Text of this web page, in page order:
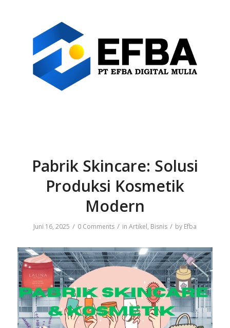
Pabrik Skincare: Solusi
Produksi Kosmetik
Modern
Juni 16, 2025 / 0 Comments / in Artikel, Bisnis / by Efba